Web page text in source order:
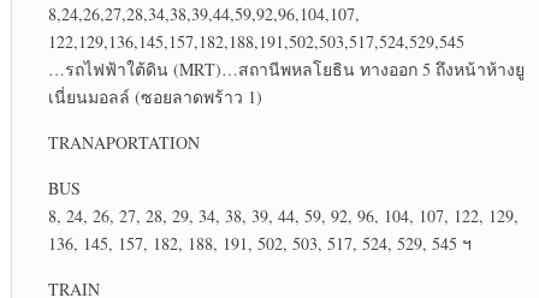
8,24,26,27,28,34,38,39,44,59,92,96,104,107,
122,129,136,145,157,182,188,191,502,503,517,524,529,545
…รถไฟฟ้าใต้ดิน (MRT)…สถานีพหลโยธิน ทางออก 5 ถึงหน้าห้างยู
เนี่ยนมอลล์ (ซอยลาดพร้าว 1)
TRANAPORTATION
BUS
8, 24, 26, 27, 28, 29, 34, 38, 39, 44, 59, 92, 96, 104, 107, 122, 129,
136, 145, 157, 182, 188, 191, 502, 503, 517, 524, 529, 545 ฯ
TRAIN